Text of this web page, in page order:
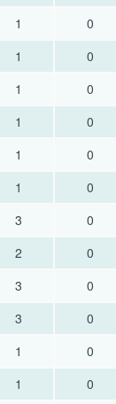
1
0
1
0
1
0
1
0
1
0
1
0
3
0
2
0
3
0
3
0
1
0
1
0